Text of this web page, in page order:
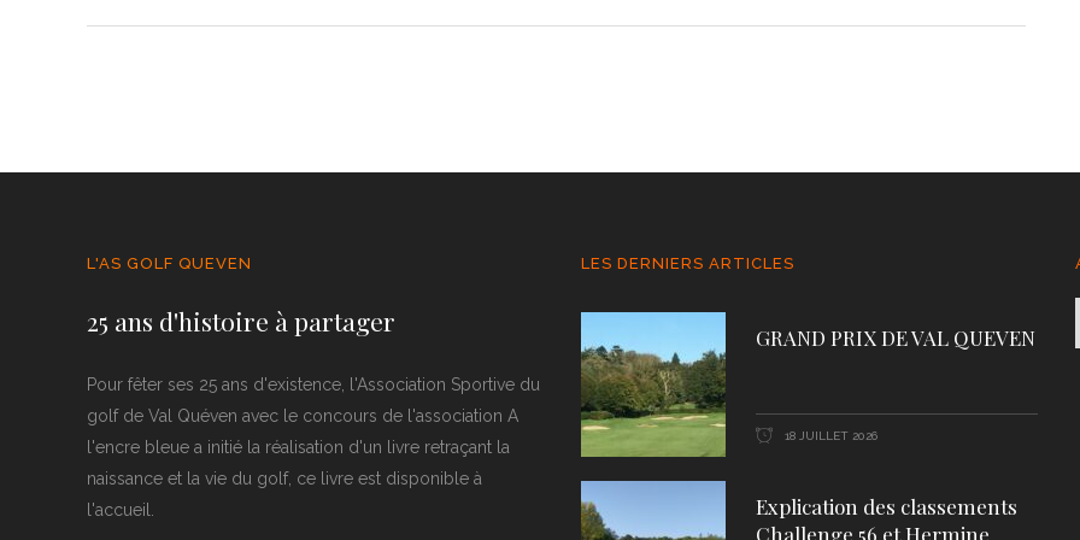
L'AS GOLF QUEVEN
25 ans d'histoire à partager
Pour fêter ses 25 ans d'existence, l'Association Sportive du
golf de Val Quéven avec le concours de l'association A
l'encre bleue a initié la réalisation d'un livre retraçant la
naissance et la vie du golf, ce livre est disponible à
l'accueil.
LES DERNIERS ARTICLES
GRAND PRIX DE VAL QUEVEN
18 JUILLET 2026
Explication des classements
Challenge 56 et Hermine